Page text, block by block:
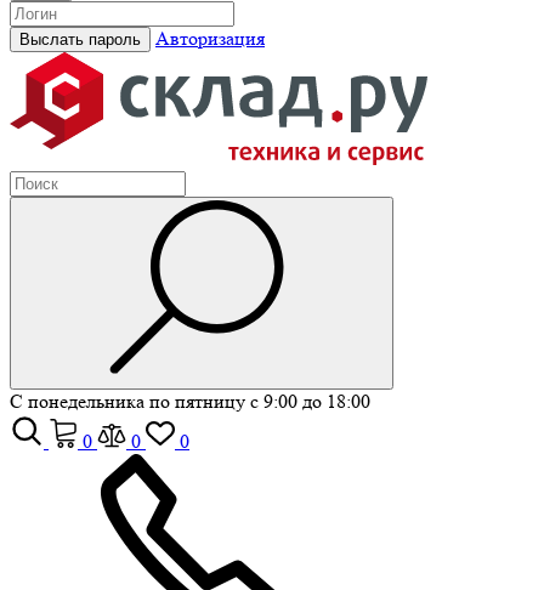
Авторизация
С понедельника по пятницу с 9:00 до 18:00
0
0 0